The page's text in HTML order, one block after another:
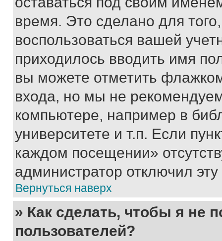
время. Это сделано для
воспользоваться вашей
приходилось вводить имя
вы можете отметить
входа, но мы не
компьютере, например в
университете и т.п. Если
каждом посещении»
администратор отключил
Вернуться наверх
» Как сделать, чтобы я не
пользователей?